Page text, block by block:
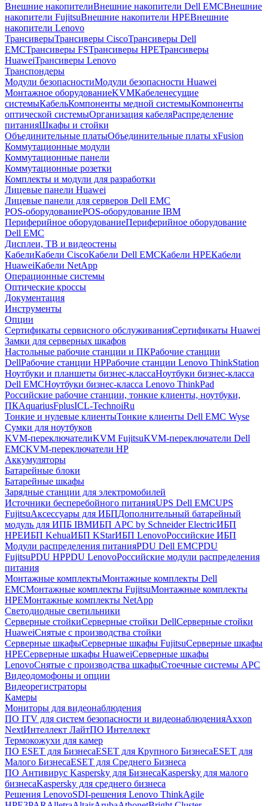
Внешние накопителиВнешние накопители Dell EMCВнешние
накопители FujitsuВнешние накопители HPEВнешние
накопители Lenovo
ТрансиверыТрансиверы CiscoТрансиверы Dell
EMCТрансиверы FSТрансиверы HPEТрансиверы
HuaweiТрансиверы Lenovo
Транспондеры
Модули безопасностиМодули безопасности Huawei
Монтажное оборудованиеKVMКабеленесущие
системыКабельКомпоненты медной системыКомпоненты
оптической системыОрганизация кабеляРаспределение
питанияШкафы и стойки
Объединительные платыОбъединительные платы xFusion
Коммутационные модули
Коммутационные панели
Коммутационные розетки
Комплекты и модули для разработки
Лицевые панели Huawei
Лицевые панели для серверов Dell EMC
POS-оборудованиеPOS-оборудование IBM
Периферийное оборудованиеПериферийное оборудование
Dell EMC
Дисплеи, ТВ и видеостены
КабелиКабели CiscoКабели Dell EMCКабели HPEКабели
HuaweiКабели NetApp
Операционные системы
Оптические кроссы
Документация
Инструменты
Опции
Сертификаты сервисного обслуживанияСертификаты Huawei
Замки для серверных шкафов
Настольные рабочие станции и ПКРабочие станции
DellРабочие станции HPРабочие станции Lenovo ThinkStation
Ноутбуки и планшеты бизнес-классаНоутбуки бизнес-класса
Dell EMCНоутбуки бизнес-класса Lenovo ThinkPad
Российские рабочие станции, тонкие клиенты, ноутбуки,
ПКAquariusFplusICL-TechnoiRu
Тонкие и нулевые клиентыТонкие клиенты Dell EMC Wyse
Сумки для ноутбуков
KVM-переключателиKVM FujitsuKVM-переключатели Dell
EMCKVM-переключатели HP
Аккумуляторы
Батарейные блоки
Батарейные шкафы
Зарядные станции для электромобилей
Источники бесперебойного питанияUPS Dell EMCUPS
FujitsuАксессуары для ИБПДополнительный батарейный
модуль для ИПБ IBMИБП APC by Schneider ElectricИБП
HPEИБП KehuaИБП KStarИБП LenovoРоссийские ИБП
Модули распределения питанияPDU Dell EMCPDU
FujitsuPDU HPPDU LenovoРоссийские модули распределения
питания
Монтажные комплектыМонтажные комплекты Dell
EMCМонтажные комплекты FujitsuМонтажные комплекты
HPEМонтажные комплекты NetApp
Светодиодные светильники
Серверные стойкиСерверные стойки DellСерверные стойки
HuaweiСнятые с производства стойки
Серверные шкафыСерверные шкафы FujitsuСерверные шкафы
HPEСерверные шкафы HuaweiСерверные шкафы
LenovoСнятые с производства шкафыСтоечные системы APC
Видеодомофоны и опции
Видеорегистраторы
Камеры
Мониторы для видеонаблюдения
ПО ITV для систем безопасности и видеонаблюденияAxxon
NextИнтеллект ЛайтПО Интеллект
Термокожухи для камер
ПО ESET для БизнесаESET для Крупного БизнесаESET для
Малого БизнесаESET для Среднего Бизнеса
ПО Антивирус Kaspersky для БизнесаKaspersky для малого
бизнесаKaspersky для среднего бизнеса
Решения LenovoSDI-решения Lenovo ThinkAgile